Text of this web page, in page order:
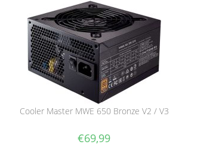
Cooler Master MWE 650 Bronze V2 / V3
€69,99